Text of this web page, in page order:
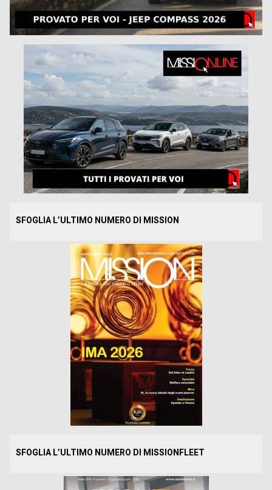
SFOGLIA L’ULTIMO NUMERO DI MISSION
SFOGLIA L’ULTIMO NUMERO DI MISSIONFLEET